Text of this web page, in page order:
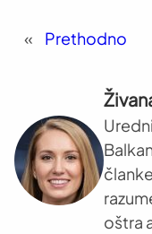
« Prethodno
oštra